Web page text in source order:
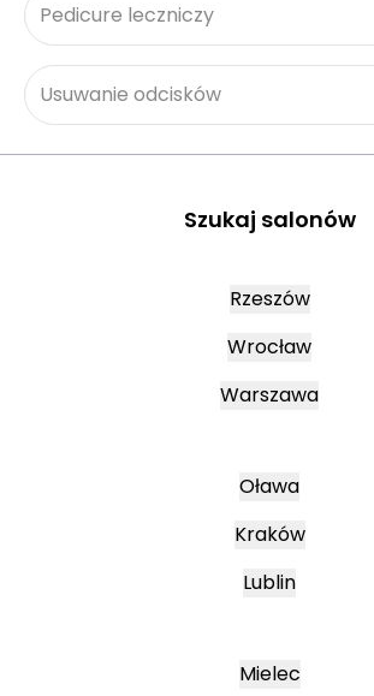
Pedicure leczniczy
Usuwanie odcisków
Szukaj salonów
Rzeszów
Wrocław
Warszawa
Oława
Kraków
Lublin
Mielec